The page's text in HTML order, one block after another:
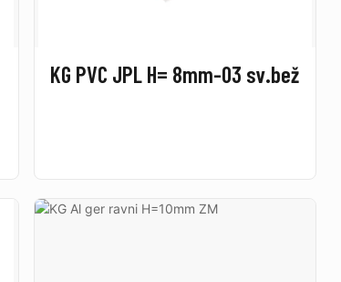
KG PVC JPL H= 8mm-03 sv.bež